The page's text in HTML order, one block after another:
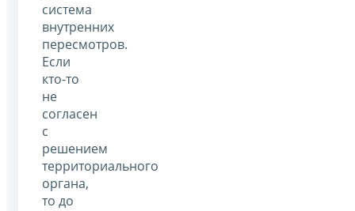
система
внутренних
пересмотров.
Если
кто-то
не
согласен
с
решением
территориального
органа,
то до